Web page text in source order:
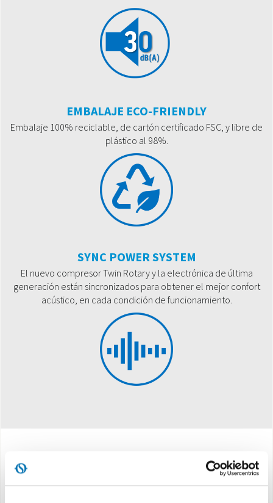
EMBALAJE ECO-FRIENDLY
Embalaje 100% reciclable, de cartón certificado FSC, y libre de
plástico al 98%.
SYNC POWER SYSTEM
El nuevo compresor Twin Rotary y la electrónica de última
generación están sincronizados para obtener el mejor confort
acústico, en cada condición de funcionamiento.
Características